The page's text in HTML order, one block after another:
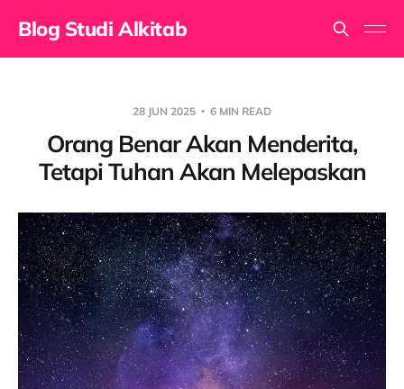
Blog Studi Alkitab
28 JUN 2025 6 MIN READ
Orang Benar Akan Menderita,
Tetapi Tuhan Akan Melepaskan